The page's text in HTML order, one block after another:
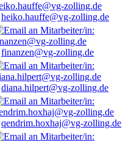
heiko.hauffe@vg-zolling.de
finanzen@vg-zolling.de
diana.hilpert@vg-zolling.de
qendrim.hoxhaj@vg-zolling.de